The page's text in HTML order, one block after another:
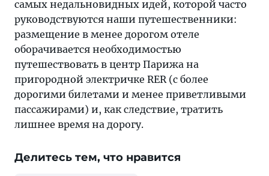
самых недальновидных идей, которой часто
руководствуются наши путешественники:
размещение в менее дорогом отеле
оборачивается необходимостью
путешествовать в центр Парижа на
пригородной электричке RER (с более
дорогими билетами и менее приветливыми
пассажирами) и, как следствие, тратить
лишнее время на дорогу.
Делитесь тем, что нравится